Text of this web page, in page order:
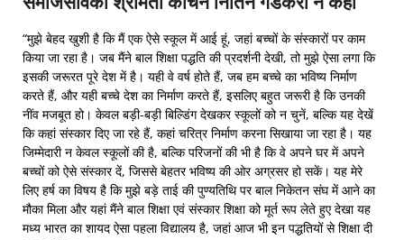
“मुझे बेहद खुशी है कि मैं एक ऐसे स्कूल में आई हूं, जहां बच्चों के संस्कारों पर काम
किया जा रहा है। जब मैंने बाल शिक्षा पद्धति की प्रदर्शनी देखी, तो मुझे ऐसा लगा कि
इसकी जरूरत पूरे देश में है। यही वे वर्ष होते हैं, जब हम बच्चे का भविष्य निर्माण
करते हैं, और यही बच्चे देश का निर्माण करते हैं, इसलिए बहुत जरूरी है कि उनकी
नींव मजबूत हो। केवल बड़ी-बड़ी बिल्डिंग देखकर स्कूलों को न चुनें, बल्कि यह देखें
कि कहां संस्कार दिए जा रहे हैं, कहां चरित्र निर्माण करना सिखाया जा रहा है। यह
जिम्मेदारी न केवल स्कूलों की है, बल्कि परिजनों की भी है कि वे अपने घर में अपने
बच्चों को ऐसे संस्कार दें, जिससे बेहतर भविष्य की ओर अग्रसर हो सकें। यह मेरे
लिए हर्ष का विषय है कि मुझे बड़े ताई की पुण्यतिथि पर बाल निकेतन संघ में आने का
मौका मिला और यहां मैंने बाल शिक्षा एवं संस्कार शिक्षा को मूर्त रूप लेते हुए देखा यह
मध्य भारत का शायद ऐसा पहला विद्यालय है, जहां आज भी इन पद्धतियों से शिक्षा दी